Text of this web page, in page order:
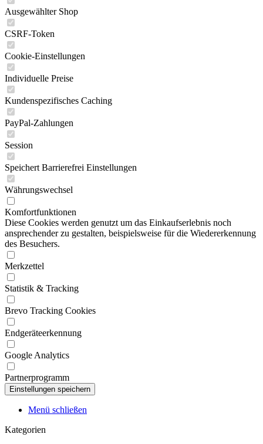
Ausgewählter Shop
CSRF-Token
Cookie-Einstellungen
Individuelle Preise
Kundenspezifisches Caching
PayPal-Zahlungen
Session
Speichert Barrierefrei Einstellungen
Währungswechsel
Komfortfunktionen
Diese Cookies werden genutzt um das Einkaufserlebnis noch
ansprechender zu gestalten, beispielsweise für die Wiedererkennung
des Besuchers.
Merkzettel
Statistik & Tracking
Brevo Tracking Cookies
Endgeräteerkennung
Google Analytics
Partnerprogramm
Menü schließen
Kategorien